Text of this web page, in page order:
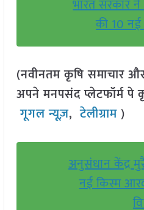
भारत सरकार
की 10 नई
(नवीनतम कृषि समाचार
अपने मनपसंद प्लेटफॉर्म
गूगल न्यूज़,टेलीग्राम )
अनुसंधान केंद्र
नई किस्म